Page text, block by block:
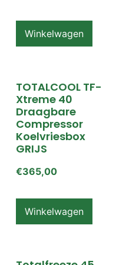
Winkelwagen
TOTALCOOL TF-
Xtreme 40
Draagbare
Compressor
Koelvriesbox
GRIJS
€365,00
Winkelwagen